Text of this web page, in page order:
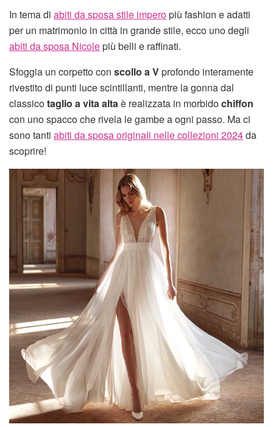
In tema di abiti da sposa stile imperopiù fashion e adatti
per un matrimonio in città in grande stile, ecco uno degli
abiti da sposa Nicolepiù belli e raffinati.
Sfoggia un corpetto con scollo a Vprofondo interamente
rivestito di punti luce scintillanti, mentre la gonna dal
classicotaglio a vita altaè realizzata in morbidochiffon
con uno spacco che rivela le gambe a ogni passo. Ma ci
sono tanti abiti da sposa originali nelle collezioni 2024da
scoprire!